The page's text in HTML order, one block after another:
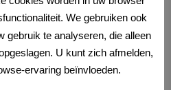
WINKELWAGEN
We gebruiken ook
gebruik te analyseren, die alleen
U kunt zich afmelden,
ervaring beïnvloeden.